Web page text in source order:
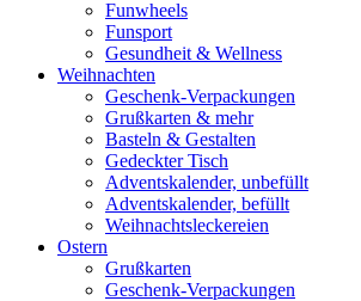
Funwheels
Funsport
Gesundheit & Wellness
Weihnachten
Geschenk-Verpackungen
Grußkarten & mehr
Basteln & Gestalten
Gedeckter Tisch
Adventskalender, unbefüllt
Adventskalender, befüllt
Weihnachtsleckereien
Ostern
Grußkarten
Geschenk-Verpackungen